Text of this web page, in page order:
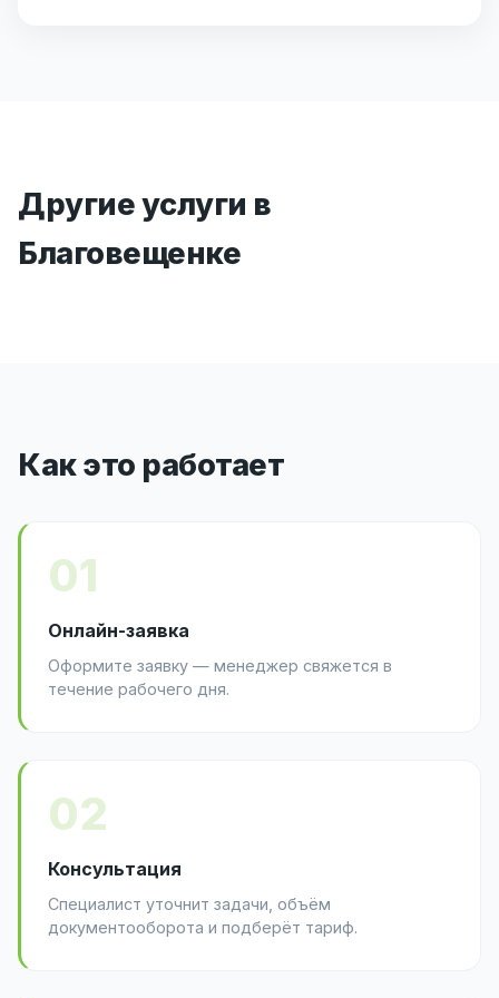
Другие услуги в
Благовещенке
Как это работает
01
Онлайн-заявка
Оформите заявку — менеджер свяжется в
течение рабочего дня.
02
Консультация
Специалист уточнит задачи, объём
документооборота и подберёт тариф.